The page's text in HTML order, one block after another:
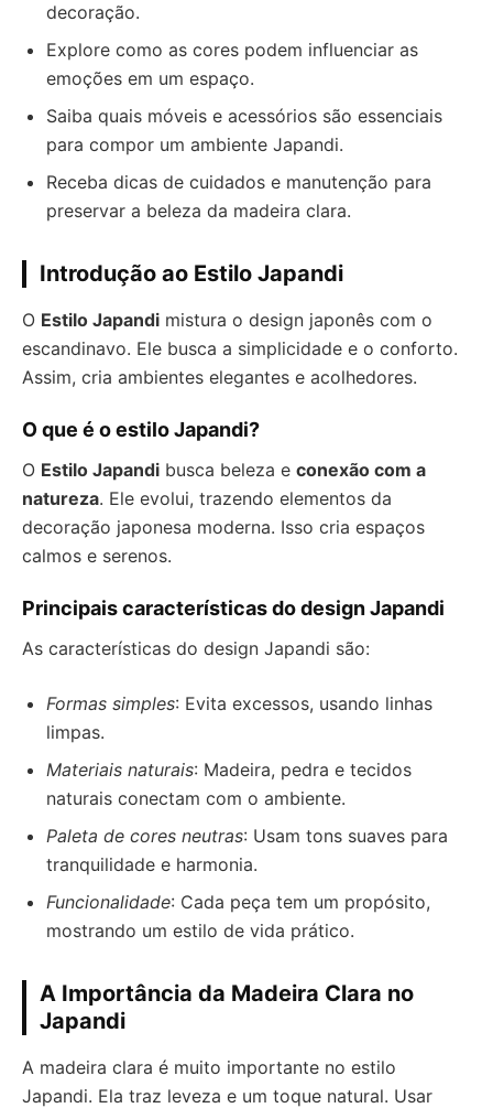
decoração.
Explore como as cores podem influenciar as
emoções em um espaço.
Saiba quais móveis e acessórios são essenciais
para compor um ambiente Japandi.
Receba dicas de cuidados e manutenção para
preservar a beleza da madeira clara.
Introdução ao Estilo Japandi
O Estilo Japandi mistura o design japonês com o
escandinavo. Ele busca a simplicidade e o conforto.
Assim, cria ambientes elegantes e acolhedores.
O que é o estilo Japandi?
O Estilo Japandi busca beleza e conexão com a
natureza. Ele evolui, trazendo elementos da
decoração japonesa moderna. Isso cria espaços
calmos e serenos.
Principais características do design Japandi
As características do design Japandi são:
Formas simples: Evita excessos, usando linhas
limpas.
Materiais naturais: Madeira, pedra e tecidos
naturais conectam com o ambiente.
Paleta de cores neutras: Usam tons suaves para
tranquilidade e harmonia.
Funcionalidade: Cada peça tem um propósito,
mostrando um estilo de vida prático.
A Importância da Madeira Clara no
Japandi
A madeira clara é muito importante no estilo
Japandi. Ela traz leveza e um toque natural. Usar